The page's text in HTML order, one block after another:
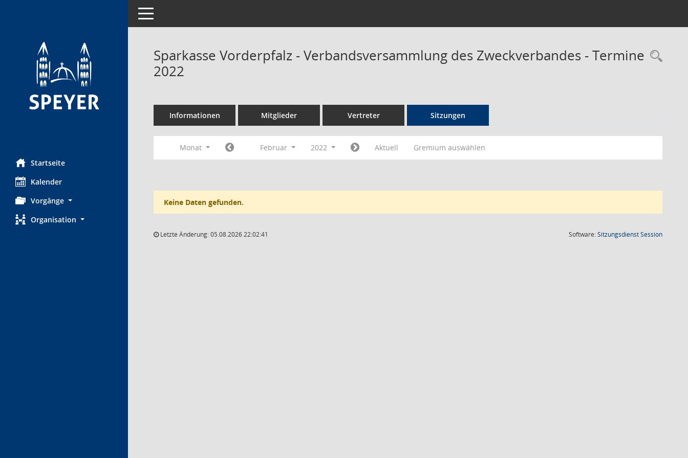
Startseite
Kalender
Vorgänge
Organisation
Toggle navigation
Sparkasse Vorderpfalz - Verbandsversammlung des Zweckverbandes - Termine
2022
Informationen Mitglieder Vertreter Sitzungen
Monat Februar 2022 Aktuell Gremium auswählen
Keine Daten gefunden.
Letzte Änderung: 05.08.2026 22:02:41 Software:SitzungsdienstSession(Wird in